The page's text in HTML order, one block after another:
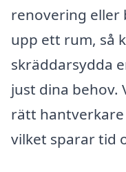
renovering eller
upp ett rum, så
skräddarsydda
just dina behov.
rätt
vilket sparar tid